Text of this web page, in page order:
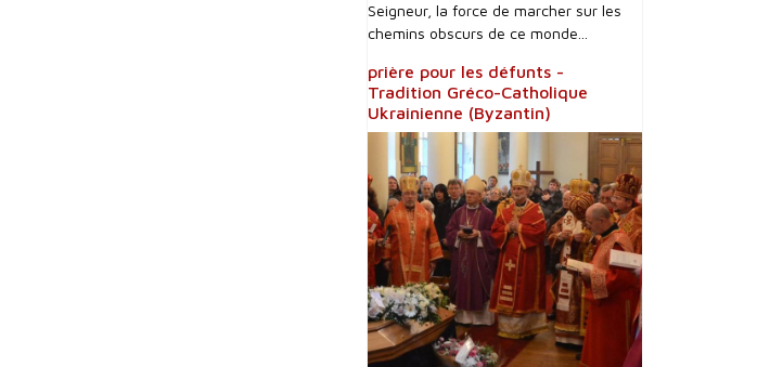
Seigneur, la force de marcher sur les
chemins obscurs de ce monde...
prière pour les défunts -
Tradition Gréco-Catholique
Ukrainienne (Byzantin)